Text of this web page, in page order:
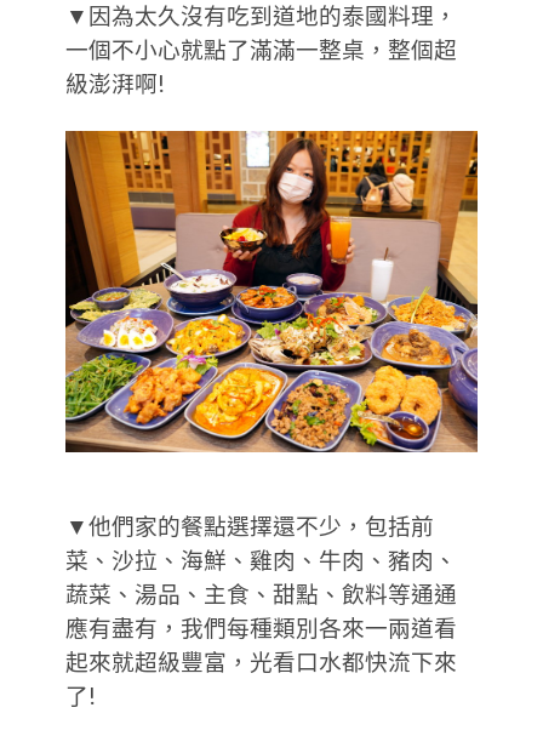
▼因為太久沒有吃到道地的泰國料理，
一個不小心就點了滿滿一整桌，整個超
級澎湃啊!
▼他們家的餐點選擇還不少，包括前
菜、沙拉、海鮮、雞肉、牛肉、豬肉、
蔬菜、湯品、主食、甜點、飲料等通通
應有盡有，我們每種類別各來一兩道看
起來就超級豐富，光看口水都快流下來
了!